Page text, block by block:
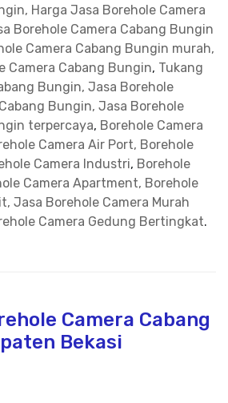
Harga Jasa Borehole Camera
Borehole Camera Cabang Bungin
Camera Cabang Bungin murah,
Camera Cabang Bungin, Tukang
Bungin, Jasa Borehole
Bungin, Jasa Borehole
terpercaya, Borehole Camera
Camera Air Port, Borehole
Camera Industri, Borehole
Camera Apartment, Borehole
Jasa Borehole Camera Murah
Camera Gedung Bertingkat.
Camera Cabang
Bekasi